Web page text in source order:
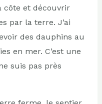
côte et découvrir
par la terre. J’ai
des dauphins au
en mer. C’est une
suis pas près